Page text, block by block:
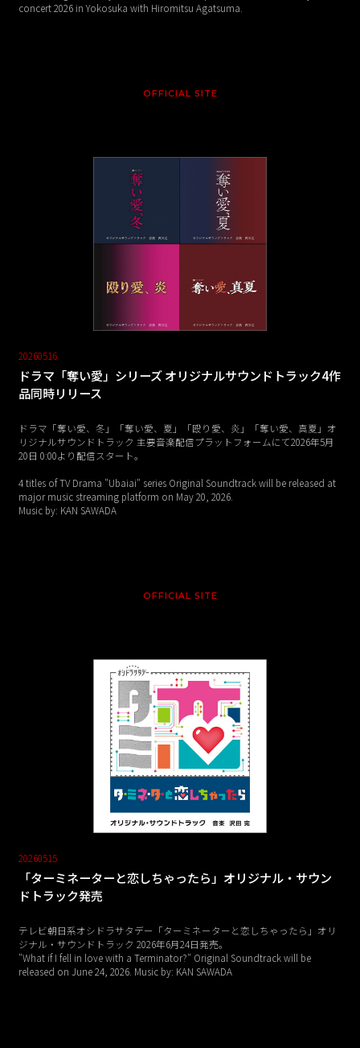
concert 2026 in Yokosuka with Hiromitsu Agatsuma.
OFFICIAL SITE
20260516
ドラマ「奪い愛」シリーズ オリジナルサウンドトラック4作
品同時リリース
ドラマ「奪い愛、冬」「奪い愛、夏」「殴り愛、炎」「奪い愛、真夏」オ
リジナルサウンドトラック 主要音楽配信プラットフォームにて2026年5月
20日 0:00より配信スタート。
4 titles of TV Drama "Ubaiai" series Original Soundtrack will be released at
major music streaming platform on May 20, 2026.
Music by: KAN SAWADA
OFFICIAL SITE
20260515
「ターミネーターと恋しちゃったら」オリジナル・サウン
ドトラック発売
テレビ朝日系オシドラサタデー「ターミネーターと恋しちゃったら」オリ
ジナル・サウンドトラック 2026年6月24日発売。
"What if I fell in love with a Terminator?" Original Soundtrack will be
released on June 24, 2026. Music by: KAN SAWADA